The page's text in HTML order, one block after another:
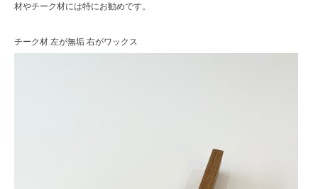
材やチーク材には特にお勧めです。
チーク材 左が無垢 右がワックス